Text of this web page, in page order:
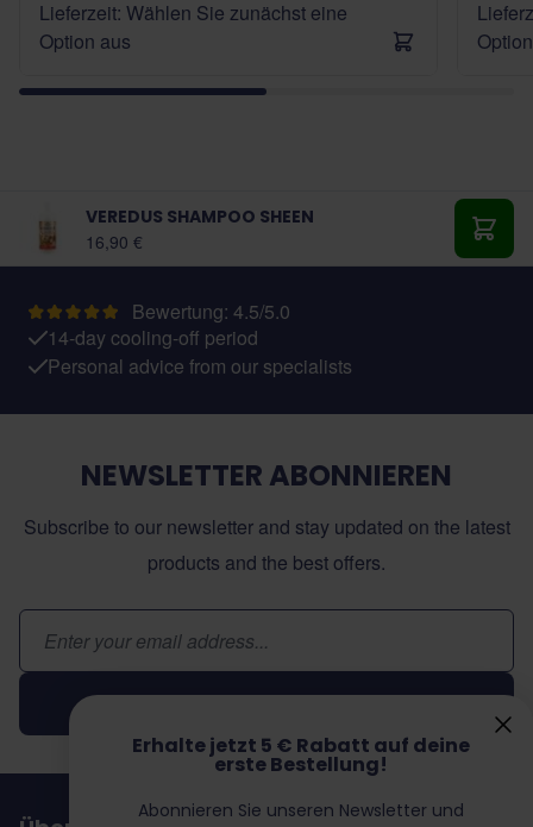
Lieferzeit: Wählen Sie zunächst eine
Option aus
VEREDUS SHAMPOO SHEEN
Ab:
16,90 € In
Bewertung: 4.5/5.0
14-day cooling-off period
Personal advice from our specialists
NEWSLETTER ABONNIEREN
Subscribe to our newsletter and stay updated on the latest
products and the best offers.
E-Mail-Adresse
Abonnieren
Erhalte jetzt 5 € Rabatt auf deine
erste Bestellung!
Abonnieren Sie unseren Newsletter und